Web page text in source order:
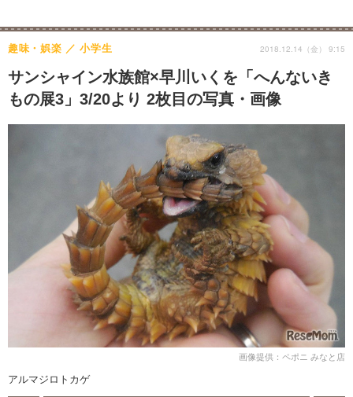
サンシャイン水族館×早川いくを「へんないき
もの展3」3/20より 2枚目の写真・画像
趣味・娯楽 小学生 2018.12.14（金） 9:15
画像提供：ペポニ みなと店
アルマジロトカゲ